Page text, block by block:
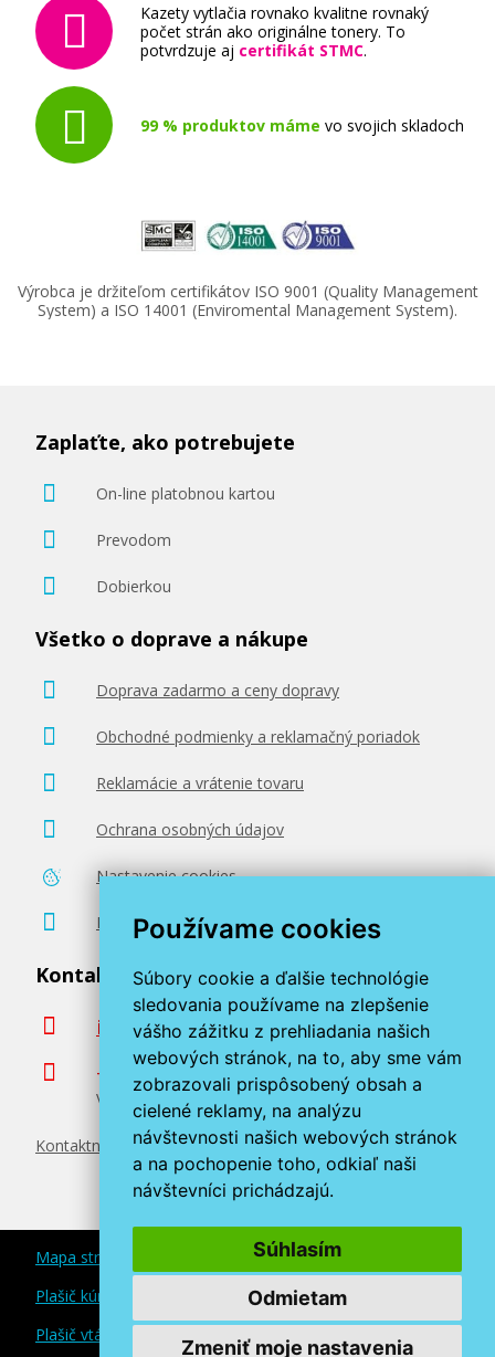
Používame cookies
Súbory cookie a ďalšie technológie
sledovania používame na zlepšenie
vášho zážitku z prehliadania našich
webových stránok, na to, aby sme vám
zobrazovali prispôsobený obsah a
cielené reklamy, na analýzu
návštevnosti našich webových stránok
a na pochopenie toho, odkiaľ naši
návštevníci prichádzajú.
Súhlasím
Odmietam
Zmeniť moje nastavenia
Kazety vytlačia rovnako kvalitne rovnaký
počet strán ako originálne tonery. To
potvrdzuje aj certifikát STMC.
99 % produktov máme vo svojich skladoch
Výrobca je držiteľom certifikátov ISO 9001 (Quality Management
System) a ISO 14001 (Enviromental Management System).
Zaplaťte, ako potrebujete
On-line platobnou kartou
Prevodom
Dobierkou
Všetko o doprave a nákupe
Doprava zadarmo a ceny dopravy
Obchodné podmienky a reklamačný poriadok
Reklamácie a vrátenie tovaru
Ochrana osobných údajov
Nastavenie cookies
Poradenstvo zadarmo
Kontaktujte nás
info@miroluk.sk
+420 377 222 313
Volajte v pracovné dni od 8. do 17. hod.
Kontaktné údaje
Mapa stránok
Plašič kún a myší
Plašič vtákov